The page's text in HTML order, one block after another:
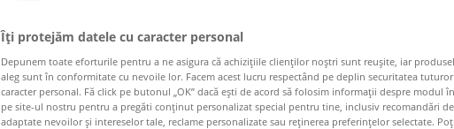
Îți protejăm datele cu caracter personal
Depunem toate eforturile pentru a ne asigura că achizițiile clienților noștri sunt reușite, iar
aleg sunt în conformitate cu nevoile lor. Facem acest lucru respectând pe deplin securitatea
caracter personal. Fă click pe butonul „OK” dacă ești de acord să folosim informații despre modul
pe site-ul nostru pentru a pregăti conținut personalizat special pentru tine, inclusiv recomandări
adaptate nevoilor și intereselor tale, reclame personalizate sau reținerea preferințelor selectate.